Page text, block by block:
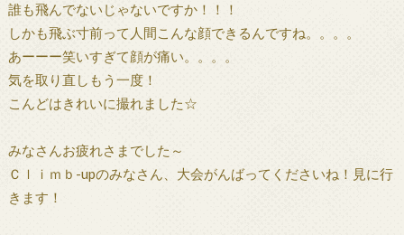
誰も飛んでないじゃないですか！！！
しかも飛ぶ寸前って人間こんな顔できるんですね。。。。
あーーー笑いすぎて顔が痛い。。。。
気を取り直しもう一度！
こんどはきれいに撮れました☆
みなさんお疲れさまでした～
Ｃｌｉｍｂ-upのみなさん、大会がんばってくださいね！見に行
きます！